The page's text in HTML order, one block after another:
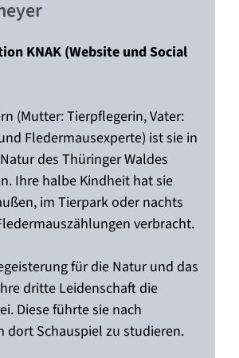
KNAK (Website und Social
(Mutter: Tierpflegerin, Vater:
Fledermausexperte) ist sie in
des Thüringer Waldes
Ihre halbe Kindheit hat sie
im Tierpark oder nachts
verbracht.
für die Natur und das
dritte Leidenschaft die
Diese führte sie nach
dort Schauspiel zu studieren.